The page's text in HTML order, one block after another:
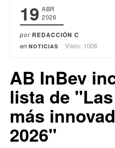
19 ABR
2026
por REDACCIÓN C
en NOTICIAS Visto: 1008
AB InBev
lista de
más
2026"